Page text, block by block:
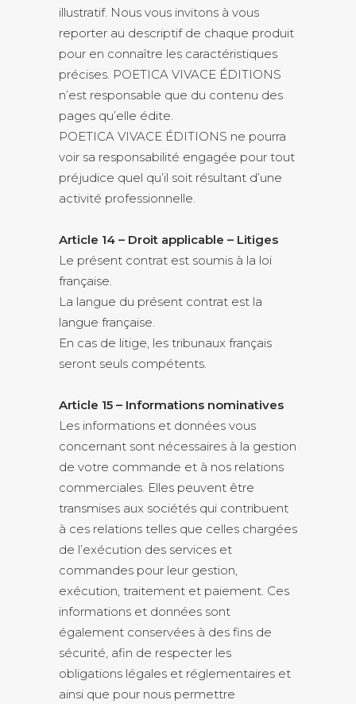
illustratif. Nous vous invitons à vous
reporter au descriptif de chaque produit
pour en connaître les caractéristiques
précises. POETICA VIVACE ÉDITIONS
n’est responsable que du contenu des
pages qu’elle édite.
POETICA VIVACE ÉDITIONS ne pourra
voir sa responsabilité engagée pour tout
préjudice quel qu’il soit résultant d’une
activité professionnelle.
Article 14 – Droit applicable – Litiges
Le présent contrat est soumis à la loi
française.
La langue du présent contrat est la
langue française.
En cas de litige, les tribunaux français
seront seuls compétents.
Article 15 – Informations nominatives
Les informations et données vous
concernant sont nécessaires à la gestion
de votre commande et à nos relations
commerciales. Elles peuvent être
transmises aux sociétés qui contribuent
à ces relations telles que celles chargées
de l’exécution des services et
commandes pour leur gestion,
exécution, traitement et paiement. Ces
informations et données sont
également conservées à des fins de
sécurité, afin de respecter les
obligations légales et réglementaires et
ainsi que pour nous permettre